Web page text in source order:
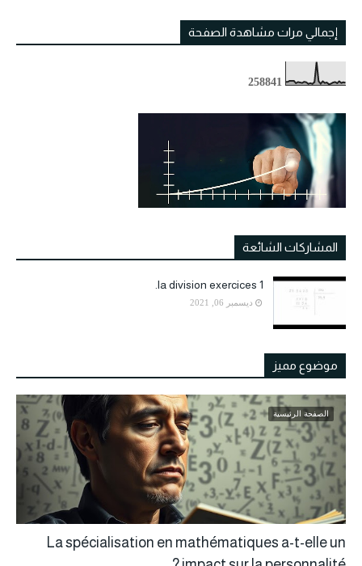
إجمالي مرات مشاهدة الصفحة
258841
المشاركات الشائعة
la division exercices 1.
ديسمبر 06, 2021
موضوع مميز
الصفحة الرئيسية
La spécialisation en mathématiques a-t-elle un